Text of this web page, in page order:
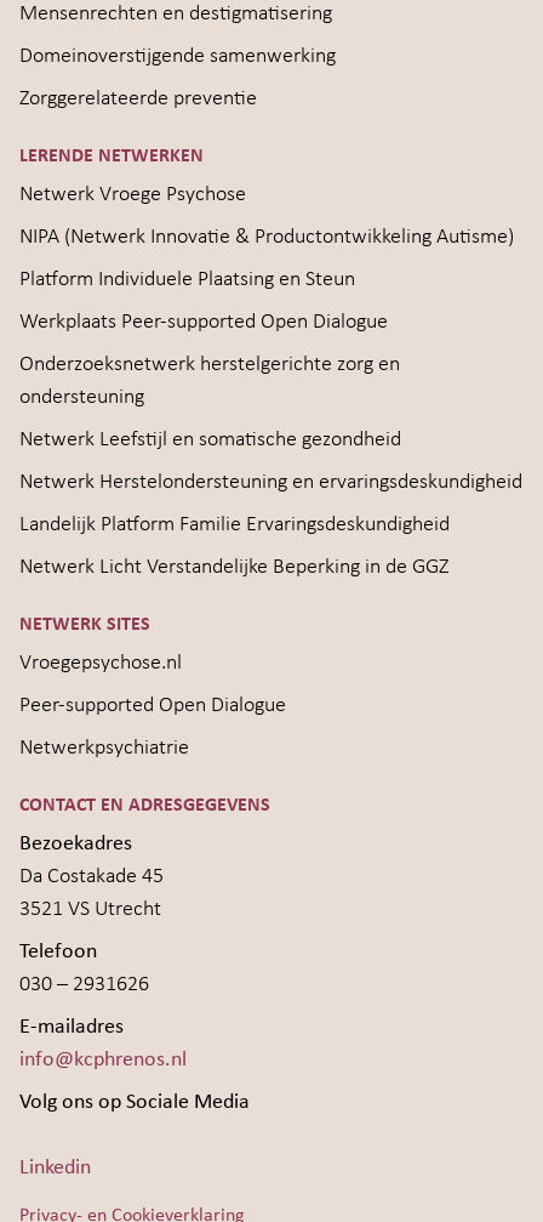
Mensenrechten en destigmatisering
Domeinoverstijgende samenwerking
Zorggerelateerde preventie
LERENDE NETWERKEN
Netwerk Vroege Psychose
NIPA (Netwerk Innovatie & Productontwikkeling Autisme)
Platform Individuele Plaatsing en Steun
Werkplaats Peer-supported Open Dialogue
Onderzoeksnetwerk herstelgerichte zorg en
ondersteuning
Netwerk Leefstijl en somatische gezondheid
Netwerk Herstelondersteuning en ervaringsdeskundigheid
Landelijk Platform Familie Ervaringsdeskundigheid
Netwerk Licht Verstandelijke Beperking in de GGZ
NETWERK SITES
Vroegepsychose.nl
Peer-supported Open Dialogue
Netwerkpsychiatrie
CONTACT EN ADRESGEGEVENS
Bezoekadres
Da Costakade 45
3521 VS Utrecht
Telefoon
030 – 2931626
E-mailadres
info@kcphrenos.nl
Volg ons op Sociale Media
Linkedin
Privacy- en Cookieverklaring